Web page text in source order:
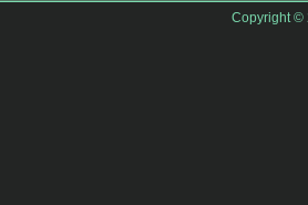
Copyright ©